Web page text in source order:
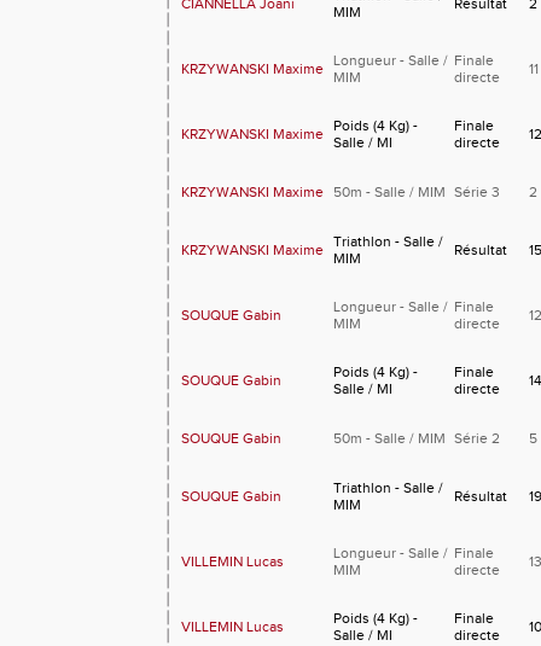
CIANNELLA Joani
MIM
Résultat 2
KRZYWANSKI Maxime Longueur - Salle /
MIM
Finale
directe
11
KRZYWANSKI Maxime
Poids (4 Kg) -
Salle / MI
Finale
directe
12
KRZYWANSKI Maxime 50m - Salle / MIM Série 3 2
KRZYWANSKI Maxime Triathlon - Salle /
MIM
Résultat 15
SOUQUE Gabin
Longueur - Salle /
MIM
Finale
directe
12
SOUQUE Gabin
Poids (4 Kg) -
Salle / MI
Finale
directe
14
SOUQUE Gabin 50m - Salle / MIM Série 2 5
SOUQUE Gabin
Triathlon - Salle /
MIM
Résultat 19
VILLEMIN Lucas
Longueur - Salle /
MIM
Finale
directe
13
VILLEMIN Lucas
Poids (4 Kg) -
Salle / MI
Finale
directe
10